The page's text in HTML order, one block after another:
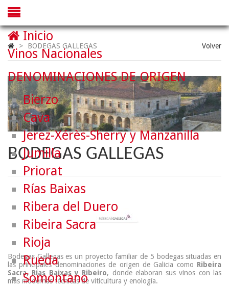
> BODEGAS GALLEGAS Volver
BODEGAS GALLEGAS
Bodegas Gallegas es un proyecto familiar de 5 bodegas situadas en
las principales denominaciones de origen de Galicia como Ribeira
Sacra, Rías Baixas y Ribeiro, donde elaboran sus vinos con las
más modernas técnicas de viticultura y enología.
Inicio
Vinos Nacionales
DENOMINACIONES DE ORIGEN
Bierzo
Cava
Jerez-Xérès-Sherry y Manzanilla
Jumilla
Priorat
Rías Baixas
Ribera del Duero
Ribeira Sacra
Rioja
Rueda
Somontano